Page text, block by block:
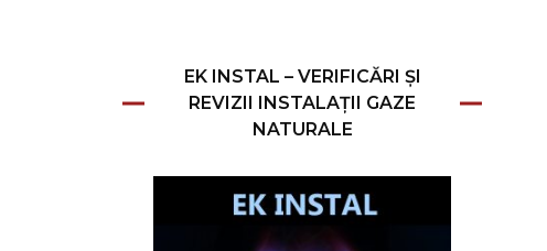
EK INSTAL – VERIFICĂRI ȘI
REVIZII INSTALAȚII GAZE
NATURALE